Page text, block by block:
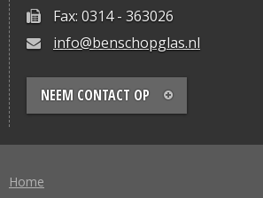
Fax: 0314 - 363026
info@benschopglas.nl
NEEM CONTACT OP
Home